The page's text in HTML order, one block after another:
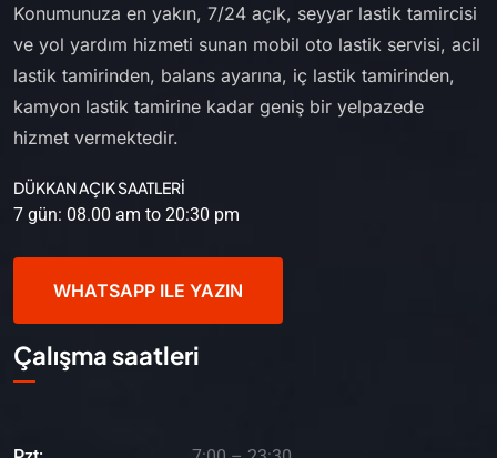
Konumunuza en yakın, 7/24 açık, seyyar lastik tamircisi
ve yol yardım hizmeti sunan mobil oto lastik servisi, acil
lastik tamirinden, balans ayarına, iç lastik tamirinden,
kamyon lastik tamirine kadar geniş bir yelpazede
hizmet vermektedir.
DÜKKAN AÇIK SAATLERİ
7 gün: 08.00 am to 20:30 pm
WHATSAPP ILE YAZIN
Çalışma saatleri